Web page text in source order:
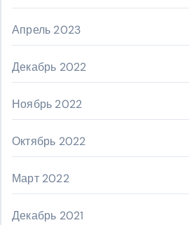
Апрель 2023
Декабрь 2022
Ноябрь 2022
Октябрь 2022
Март 2022
Декабрь 2021